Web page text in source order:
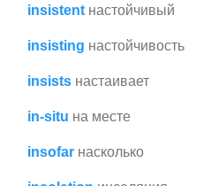
insistent настойчивый
insisting настойчивость
insists настаивает
in-situ на месте
insofar насколько